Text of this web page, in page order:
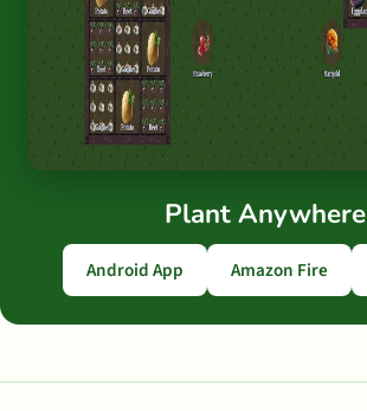
Plant Anywhere
Android App Amazon Fire